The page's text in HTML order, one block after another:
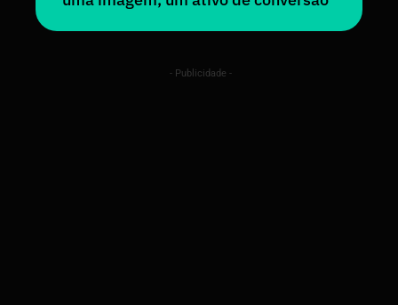
- Publicidade -